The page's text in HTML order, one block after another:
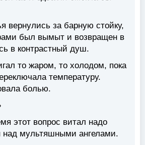
вернулись за барную стойку,
был вымыт и возвращен в
в контрастный душ.
то жаром, то холодом, пока
температуру.
болью.
этот вопрос витал надо
над мультяшными ангелами.